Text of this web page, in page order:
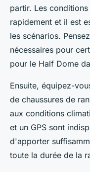
partir. Les
rapidement et il est
les scénarios.
nécessaires pour
pour le Half Dome
Ensuite, équipez-
de chaussures de
aux conditions
et un GPS sont
d'apporter
toute la durée de la